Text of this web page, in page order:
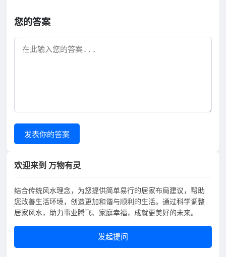
您的答案
发表你的答案
欢迎来到 万物有灵
结合传统风水理念，为您提供简单易行的居家布局建议，帮助
您改善生活环境，创造更加和谐与顺利的生活。通过科学调整
居家风水，助力事业腾飞、家庭幸福，成就更美好的未来。
发起提问